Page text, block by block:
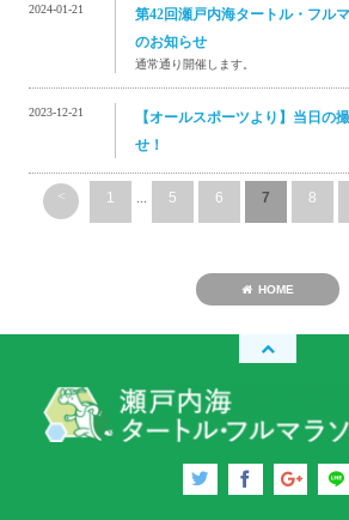
2024-01-21
第42回瀬戸内海タートル・フル
のお知らせ
通常通り開催します。
2023-12-21
【オールスポーツより】当日の
せ！
< 1 ... 5 6 7 8
HOME